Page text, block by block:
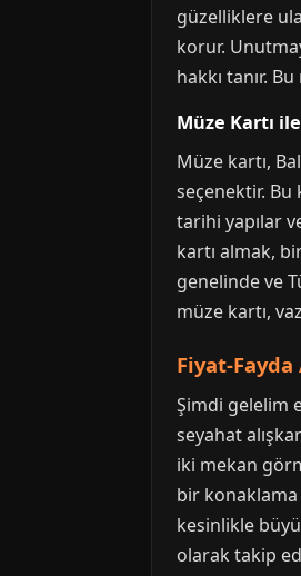
güzelliklere
korur.
hakkı tanır.
Müze Kartı
Müze kartı,
seçenektir. Bu
tarihi yapılar
kartı almak,
genelinde ve
müze kartı,
Fiyat-
Şimdi gelelim
seyahat
iki mekan
bir konaklama
kesinlikle
olarak takip